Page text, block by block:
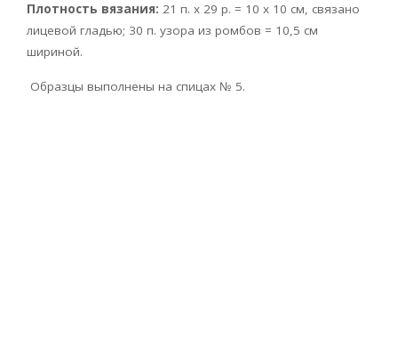
Плотность вязания: 21 п. х 29 р. = 10 x 10 см, связано
лицевой гладью; 30 п. узора из ромбов = 10,5 см
шириной.
Образцы выполнены на спицах № 5.